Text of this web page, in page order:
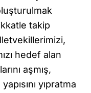
takip
hedef alan
aşmış,
yıpratma